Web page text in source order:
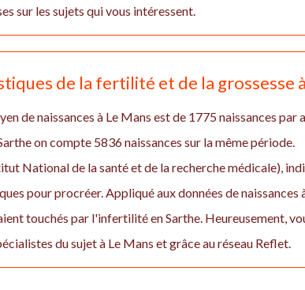
sur les sujets qui vous intéressent.
de la fertilité et de la grossesse
de naissances à Le Mans est de 1775 naissances par
on compte 5836 naissances sur la même période.
National de la santé et de la recherche médicale),
pour procréer. Appliqué aux données de naissances
touchés par l'infertilité en Sarthe. Heureusement,
du sujet à Le Mans et grâce au réseau Reflet.